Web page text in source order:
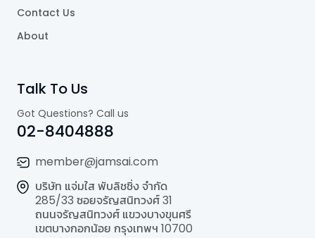
Contact Us
About
Talk To Us
Got Questions? Call us
02-8404888
member@jamsai.com
บริษัท แจ่มใส พับลิชชิ่ง จำกัด
285/33 ซอยจรัญสนิทวงศ์ 31
ถนนจรัญสนิทวงศ์ แขวงบางขุนศรี
เขตบางกอกน้อย กรุงเทพฯ 10700